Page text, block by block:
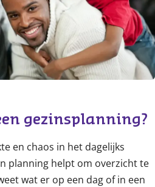
gezinsplanning?
en chaos in het dagelijks
planning helpt om overzicht te
wat er op een dag of in een